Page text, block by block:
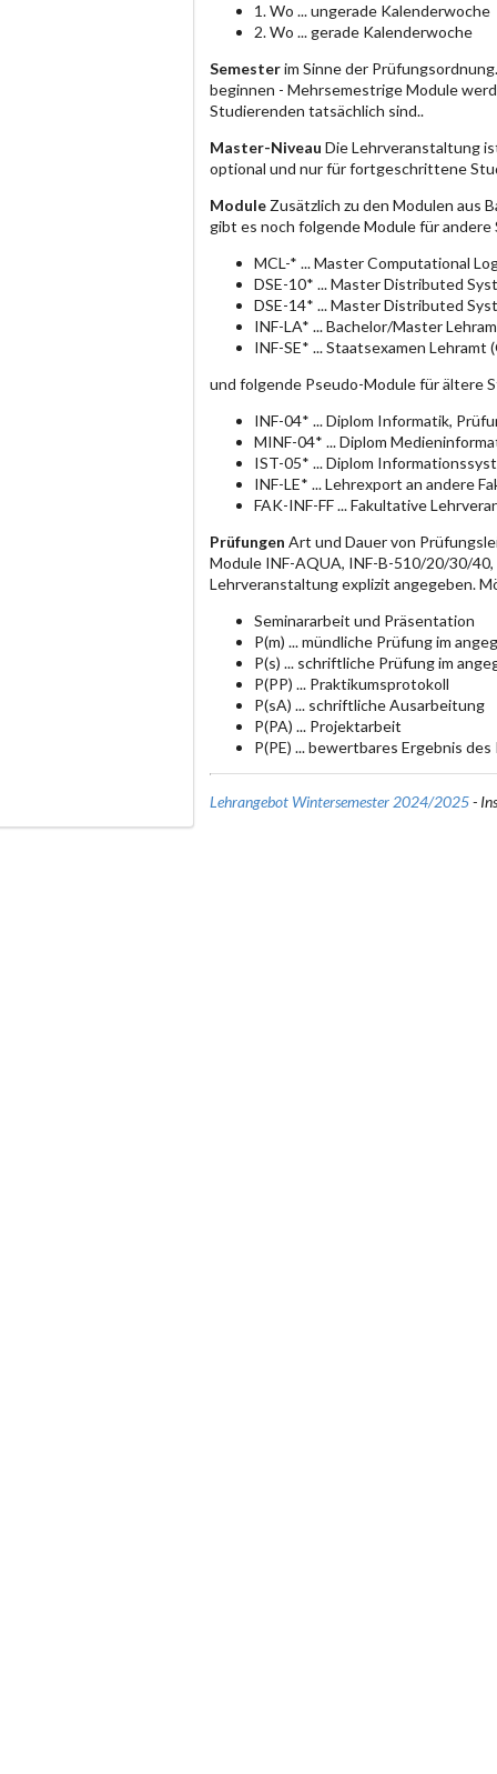
1. Wo ... ungerade Kalenderwoche
2. Wo ... gerade Kalenderwoche
Semesterim Sinne der
beginnen - Mehrsemestrige Module
Studierenden tatsächlich sind..
Master-Niveau Die Lehrveranstaltung
optional und nur für fortgeschrittene
Module Zusätzlich zu den Modulen aus
gibt es noch folgende Module für andere
MCL-* ... Master Computational
DSE-10* ... Master Distributed
DSE-14* ... Master Distributed
INF-LA* ... Bachelor/Master
INF-SE* ... Staatsexamen
und folgende Pseudo-Module für ältere
INF-04* ... Diplom Informatik,
MINF-04* ... Diplom
IST-05* ... Diplom
INF-LE* ... Lehrexport an andere
FAK-INF-FF ... Fakultative
Prüfungen Art und Dauer von
Module INF-AQUA, INF-B-510/20/30/
Lehrveranstaltung explizit angegeben.
Seminararbeit und Präsentation
P(m) ... mündliche Prüfung im
P(s) ... schriftliche Prüfung im
P(PP) ... Praktikumsprotokoll
P(sA) ... schriftliche Ausarbeitung
P(PA) ... Projektarbeit
P(PE) ... bewertbares Ergebnis
Lehrangebot Wintersemester 2024/2025-